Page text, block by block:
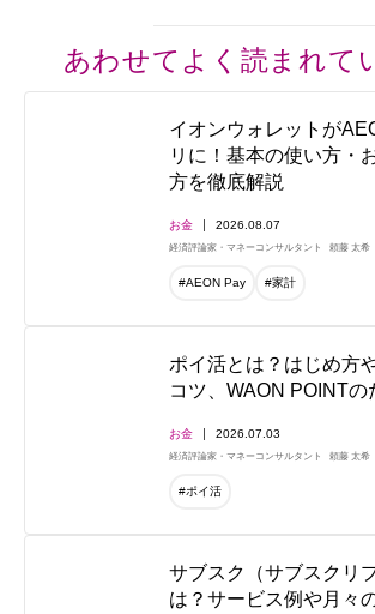
あわせてよく読まれて
イオンウォレットが
リに！基本の使い方・
方を徹底解説
お金 2026.08.07
経済評論家・マネーコンサルタント 頼藤 太希
#AEON Pay #家計
ポイ活とは？はじめ方
コツ、WAON POINTの
お金 2026.07.03
経済評論家・マネーコンサルタント 頼藤 太希
#ポイ活
サブスク（サブスクリ
は？サービス例や月々